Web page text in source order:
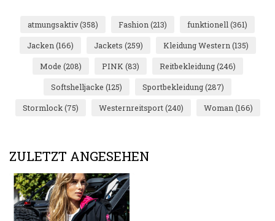
atmungsaktiv(358) Fashion (213) funktionell (361)
Jacken (166) Jackets (259) Kleidung Western (135)
Mode (208) PINK (83) Reitbekleidung(246)
Softshelljacke (125) Sportbekleidung(287)
Stormlock(75) Westernreitsport(240) Woman (166)
ZULETZT ANGESEHEN